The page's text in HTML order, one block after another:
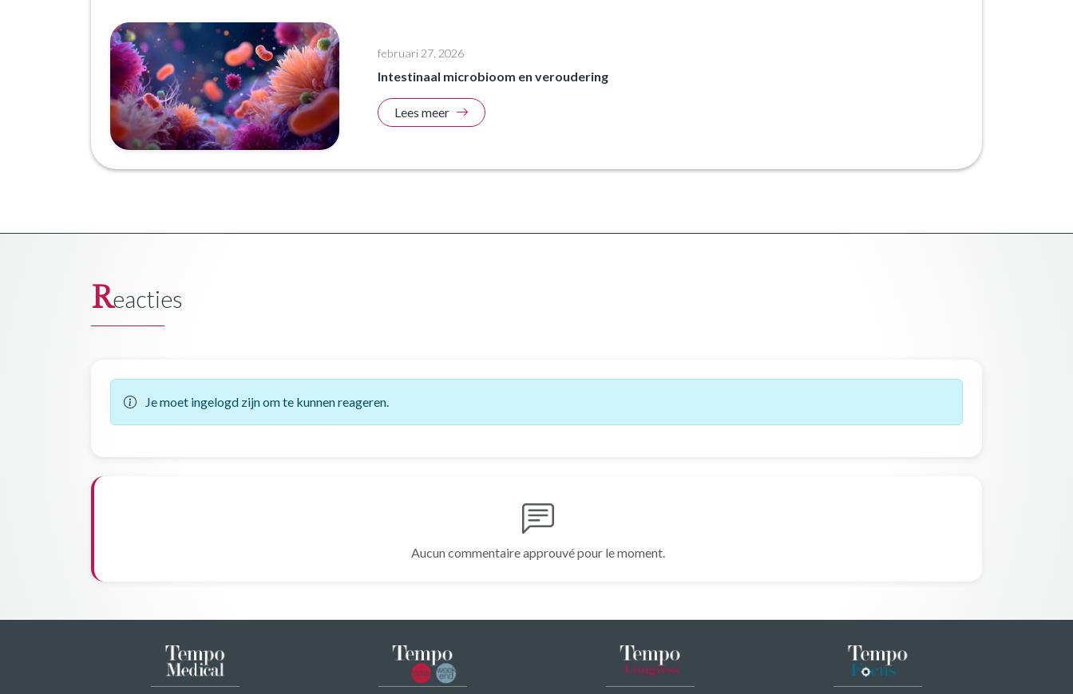
februari 27, 2026
Intestinaal microbioom en veroudering
Lees meer
Reacties
Je moet ingelogd zijn om te kunnen reageren.
Aucun commentaire approuvé pour le moment.